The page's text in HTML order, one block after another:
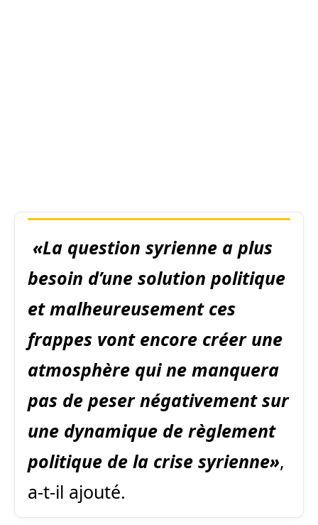
«La question syrienne a plus
besoin d’une solution politique
et malheureusement ces
frappes vont encore créer une
atmosphère qui ne manquera
pas de peser négativement sur
une dynamique de règlement
politique de la crise syrienne»,
a-t-il ajouté.